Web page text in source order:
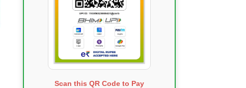
Scan this QR Code to Pay